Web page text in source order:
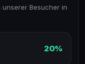
unserer Besucher in
20%